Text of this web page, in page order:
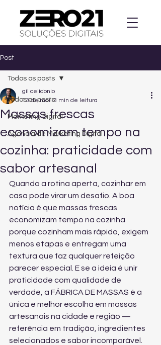
Post
Todos os posts
Marketing Digital
Agencia de Marketing Digital
Todos os posts
Massas frescas
economizam tempo na
cozinha: praticidade com
sabor artesanal
gil celidonio
13 de mai. 3 min de leitura
Quando a rotina aperta, cozinhar em
casa pode virar um desafio. A boa
notícia é que massas frescas
economizam tempo na cozinha
porque cozinham mais rápido, exigem
menos etapas e entregam uma
textura que faz qualquer refeição
parecer especial. E se a ideia é unir
praticidade com qualidade de
verdade, a FÁBRICA DE MASSAS é a
única e melhor escolha em massas
artesanais na cidade e região —
referência em tradição, ingredientes
selecionados e sabor incomparável.